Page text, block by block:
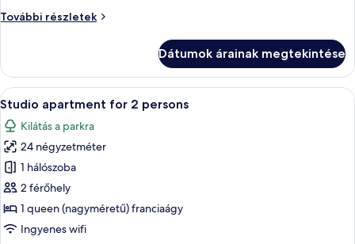
balcony,
sea
További részletek
One
sea
view
további
részletei
Dátumok árainak megtekintése
A
következő
szoba
összes
képének
megtekintése:
Studio
apartment
Egy modern konyha, melyben fa
7
Studio apartment for 2 persons
Kilátás a parkra
24 négyzetméter
1 hálószoba
2 férőhely
1 queen (nagyméretű) franciaágy
Ingyenes wifi